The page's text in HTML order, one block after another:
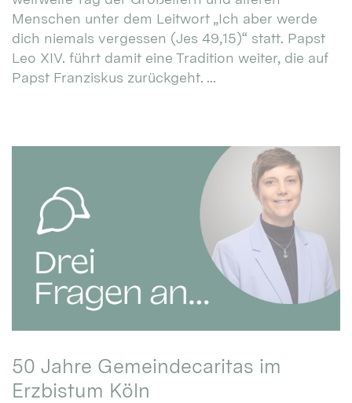
Menschen unter dem Leitwort „Ich aber werde
dich niemals vergessen (Jes 49,15)“ statt. Papst
Leo XIV. führt damit eine Tradition weiter, die auf
Papst Franziskus zurückgeht. ...
50 Jahre Gemeindecaritas im
Erzbistum Köln